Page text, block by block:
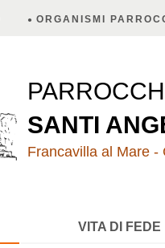
ORGANISMI
SANTI
Francavilla al Mare -
VITA DI FEDE